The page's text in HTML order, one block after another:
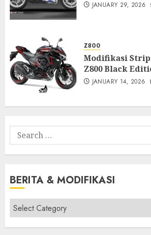
JANUARY 29, 2026
Z800
Modifikasi
Z800 Black
JANUARY 14, 2026
Search
for:
BERITA & MODIFIKASI
Berita
&
Modifikasi